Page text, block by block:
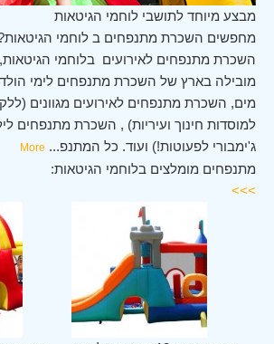
מבצע מיוחד לתושבי לוחמי הגיטאות
מחפשים השכרת מתנפחים ב לוחמי הגיטאות?
השכרת מתנפחים לאירועים בלוחמי
מובילה בארץ של השכרת מתנפחים לימי
מים, השכרת מתנפחים לאירועים מגוונים
למוסדות חינוך ועיריות) , השכרת מתנפחים
ג'ימבורי לפעוטות!) ועוד. כל המתנפ...
More
מתנפחים מומלצים בלוחמי הגיטאות:
>>>